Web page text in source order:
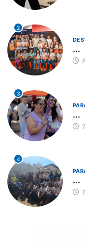
2
...
3
...
4
...